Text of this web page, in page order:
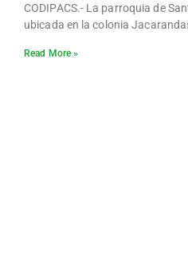
CODIPACS.- La parroquia de
ubicada en la colonia
Read More »